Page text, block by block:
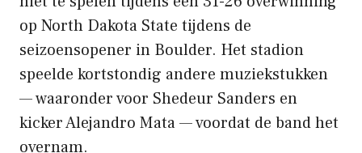
op North Dakota State tijdens de
seizoensopener in Boulder. Het stadion
speelde kortstondig andere muziekstukken
— waaronder voor Shedeur Sanders en
kicker Alejandro Mata — voordat de band het
overnam.